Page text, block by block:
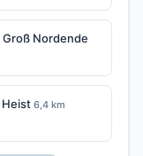
Groß Nordende
Heist 6,4 km